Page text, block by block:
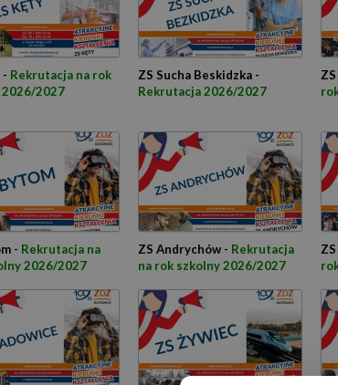
- Rekrutacja na rok
2026/2027
ZS Sucha Beskidzka -
Rekrutacja 2026/2027
- Rekrutacja na
2026/2027
ZS Andrychów - Rekrutacja
na rok szkolny 2026/2027